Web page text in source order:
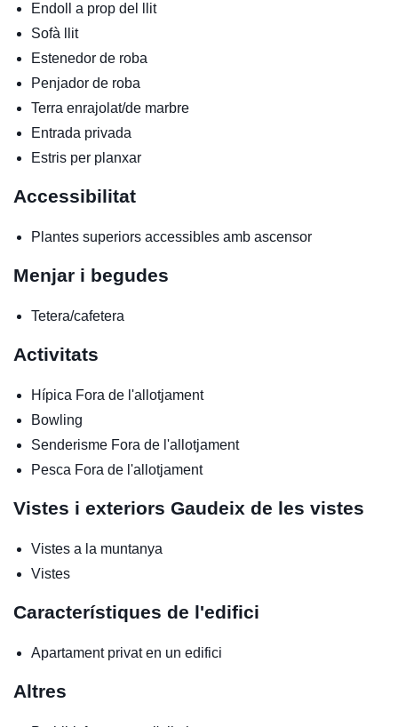
Endoll a prop del llit
Sofà llit
Estenedor de roba
Penjador de roba
Terra enrajolat/de marbre
Entrada privada
Estris per planxar
Accessibilitat
Plantes superiors accessibles amb ascensor
Menjar i begudes
Tetera/cafetera
Activitats
Hípica Fora de l'allotjament
Bowling
Senderisme Fora de l'allotjament
Pesca Fora de l'allotjament
Vistes i exteriors Gaudeix de les vistes
Vistes a la muntanya
Vistes
Característiques de l'edifici
Apartament privat en un edifici
Altres